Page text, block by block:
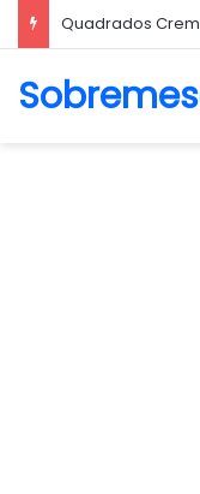
Biscoito